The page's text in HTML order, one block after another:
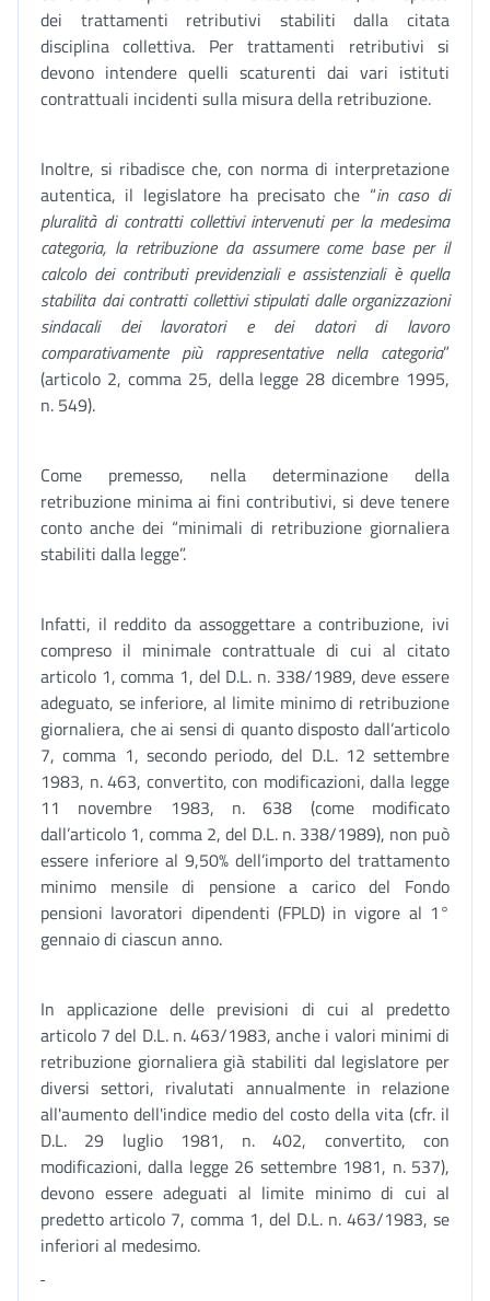
dei trattamenti retributivi stabiliti dalla citata
disciplina collettiva. Per trattamenti retributivi si
devono intendere quelli scaturenti dai vari istituti
contrattuali incidenti sulla misura della retribuzione.
Inoltre, si ribadisce che, con norma di interpretazione
autentica, il legislatore ha precisato che “in caso di
pluralità di contratti collettivi intervenuti per la medesima
categoria, la retribuzione da assumere come base per il
calcolo dei contributi previdenziali e assistenziali è quella
stabilita dai contratti collettivi stipulati dalle organizzazioni
sindacali dei lavoratori e dei datori di lavoro
comparativamente più rappresentative nella categoria”
(articolo 2, comma 25, della legge 28 dicembre 1995,
n. 549).
Come premesso, nella determinazione della
retribuzione minima ai fini contributivi, si deve tenere
conto anche dei “minimali di retribuzione giornaliera
stabiliti dalla legge”.
Infatti, il reddito da assoggettare a contribuzione, ivi
compreso il minimale contrattuale di cui al citato
articolo 1, comma 1, del D.L. n. 338/1989, deve essere
adeguato, se inferiore, al limite minimo di retribuzione
giornaliera, che ai sensi di quanto disposto dall’articolo
7, comma 1, secondo periodo, del D.L. 12 settembre
1983, n. 463, convertito, con modificazioni, dalla legge
11 novembre 1983, n. 638 (come modificato
dall’articolo 1, comma 2, del D.L. n. 338/1989), non può
essere inferiore al 9,50% dell’importo del trattamento
minimo mensile di pensione a carico del Fondo
pensioni lavoratori dipendenti (FPLD) in vigore al 1°
gennaio di ciascun anno.
In applicazione delle previsioni di cui al predetto
articolo 7 del D.L. n. 463/1983, anche i valori minimi di
retribuzione giornaliera già stabiliti dal legislatore per
diversi settori, rivalutati annualmente in relazione
all'aumento dell'indice medio del costo della vita (cfr. il
D.L. 29 luglio 1981, n. 402, convertito, con
modificazioni, dalla legge 26 settembre 1981, n. 537),
devono essere adeguati al limite minimo di cui al
predetto articolo 7, comma 1, del D.L. n. 463/1983, se
inferiori al medesimo.